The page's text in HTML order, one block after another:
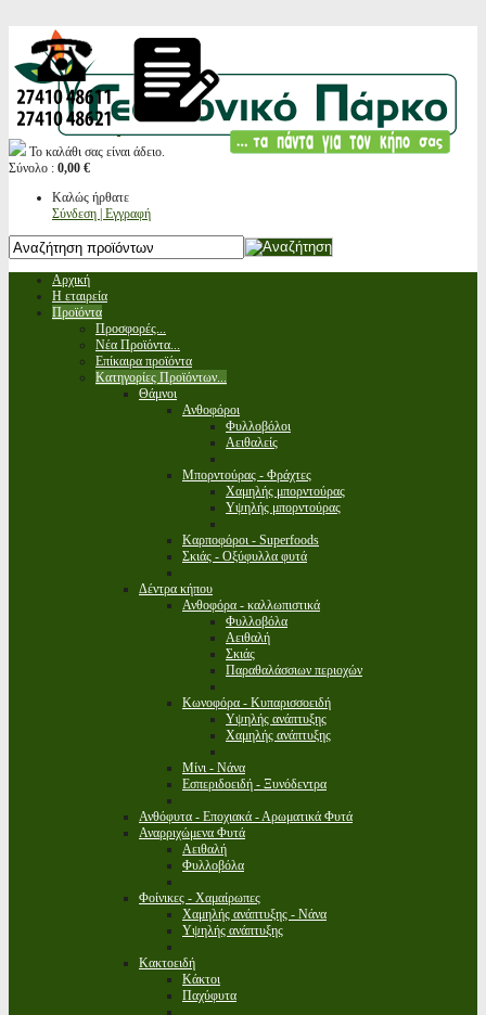
Το καλάθι σας είναι άδειο.
Σύνολο : 0,00 €
Καλώς ήρθατε
Σύνδεση | Εγγραφή
Αρχική
Η εταιρεία
Προϊόντα
Προσφορές...
Νέα Προϊόντα...
Επίκαιρα προϊόντα
Κατηγορίες Προϊόντων...
Θάμνοι
Ανθοφόροι
Φυλλοβόλοι
Αειθαλείς
Μπορντούρας - Φράχτες
Χαμηλής μπορντούρας
Υψηλής μπορντούρας
Καρποφόροι - Superfoods
Σκιάς - Οξύφυλλα φυτά
Δέντρα κήπου
Ανθοφόρα - καλλωπιστικά
Φυλλοβόλα
Αειθαλή
Σκιάς
Παραθαλάσσιων περιοχών
Κωνοφόρα - Κυπαρισσοειδή
Υψηλής ανάπτυξης
Χαμηλής ανάπτυξης
Μίνι - Νάνα
Εσπεριδοειδή - Ξυνόδεντρα
Ανθόφυτα - Εποχιακά - Αρωματικά Φυτά
Αναρριχώμενα Φυτά
Αειθαλή
Φυλλοβόλα
Φοίνικες - Χαμαίρωπες
Χαμηλής ανάπτυξης - Νάνα
Υψηλής ανάπτυξης
Κακτοειδή
Κάκτοι
Παχύφυτα